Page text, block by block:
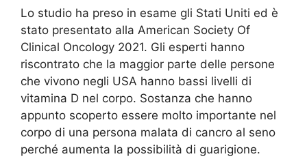
Lo studio ha preso in esame gli Stati Uniti ed è
stato presentato alla American Society Of
Clinical Oncology 2021. Gli esperti hanno
riscontrato che la maggior parte delle persone
che vivono negli USA hanno bassi livelli di
vitamina D nel corpo. Sostanza che hanno
appunto scoperto essere molto importante nel
corpo di una persona malata di cancro al seno
perché aumenta la possibilità di guarigione.